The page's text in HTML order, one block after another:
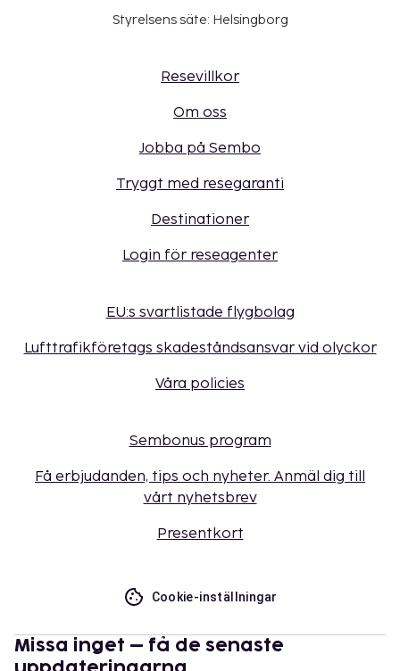
Styrelsens säte: Helsingborg
Resevillkor
Om oss
Jobba på Sembo
Tryggt med resegaranti
Destinationer
Login för reseagenter
EU:s svartlistade flygbolag
Lufttrafikföretags skadeståndsansvar vid olyckor
Våra policies
Sembonus program
Få erbjudanden, tips och nyheter. Anmäl dig till
vårt nyhetsbrev
Presentkort
Cookie-inställningar
Missa inget – få de senaste